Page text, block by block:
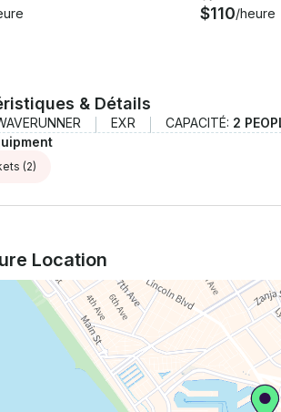
$110/heure
& Détails
EXR CAPACITÉ: 2
(2)
Location